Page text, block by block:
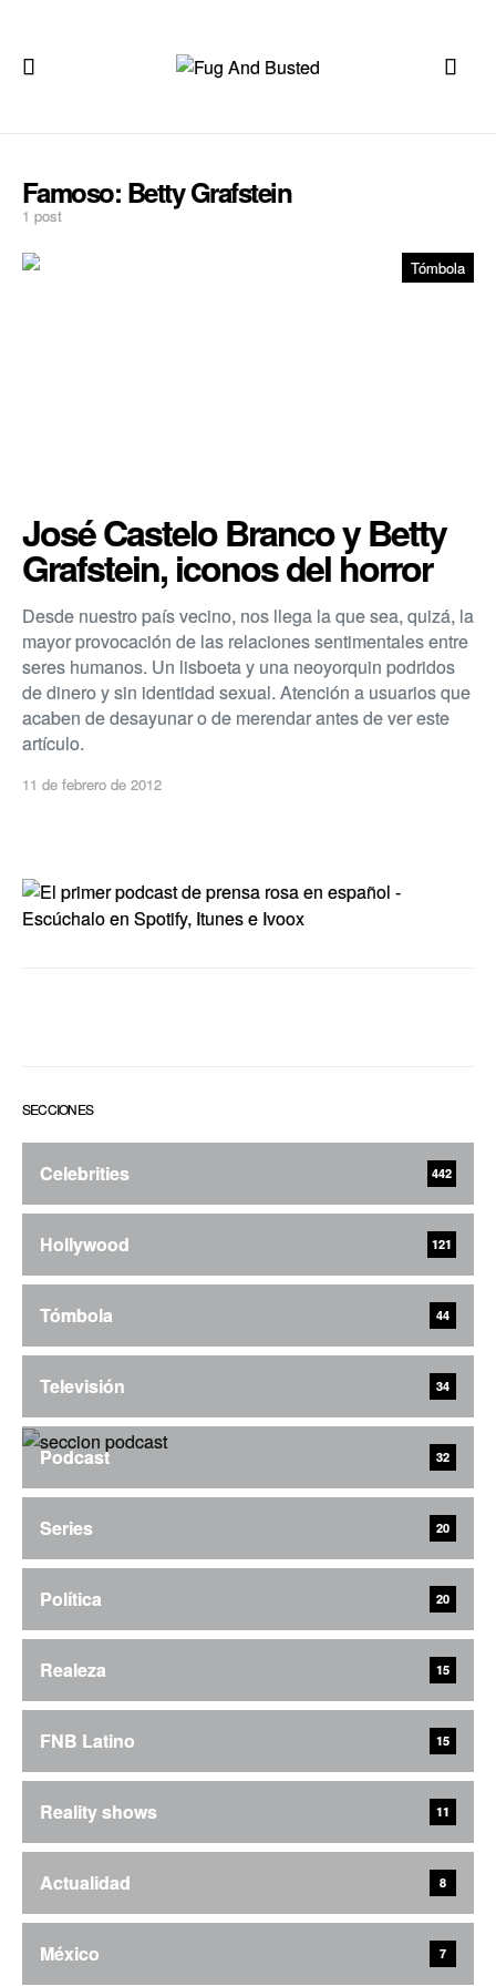
Famoso: Betty Grafstein
1 post
Tómbola
José Castelo Branco y Betty
Grafstein, iconos del horror
Desde nuestro paí­s vecino, nos llega la que sea, quizá, la
mayor provocación de las relaciones sentimentales entre
seres humanos. Un lisboeta y una neoyorquin podridos
de dinero y sin identidad sexual. Atención a usuarios que
acaben de desayunar o de merendar antes de ver este
artí­culo.
11 de febrero de 2012
SECCIONES
Celebrities 442
Hollywood 121
Tómbola 44
Televisión 34
Podcast 32
Series 20
Política 20
Realeza 15
FNB Latino 15
Reality shows 11
Actualidad 8
México 7